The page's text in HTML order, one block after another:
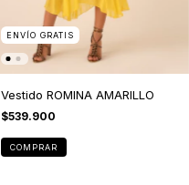
ENVÍO GRATIS
Vestido ROMINA AMARILLO
$539.900
COMPRAR